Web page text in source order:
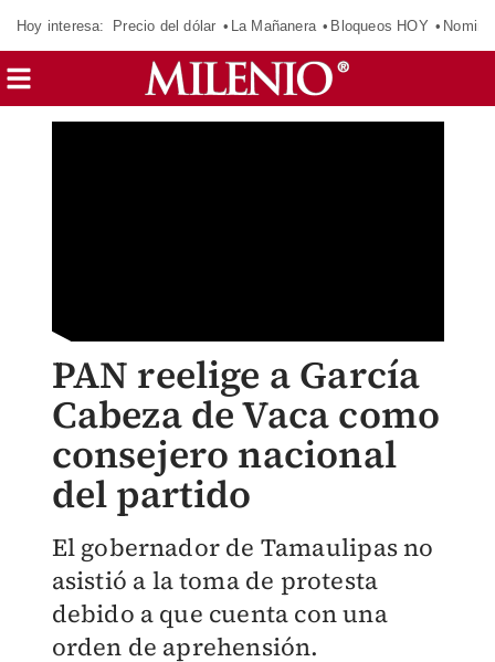
Hoy interesa: Precio del dólar La Mañanera Bloqueos HOY
PAN reelige a García
Cabeza de Vaca como
consejero nacional
del partido
El gobernador de Tamaulipas no
asistió a la toma de protesta
debido a que cuenta con una
orden de aprehensión.